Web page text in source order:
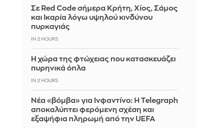
Σε Red Code σήμερα Κρήτη, Χίος, Σάμος
και Ικαρία λόγω υψηλού κινδύνου
πυρκαγιάς
IN 2 HOURS
Η χώρα της φτώχειας που κατασκευάζει
πυρηνικά όπλα
IN 2 HOURS
Νέα «βόμβα» για Ινφαντίνο: Η Telegraph
αποκαλύπτει φερόμενη σχέση και
εξαψήφια πληρωμή από την UEFA